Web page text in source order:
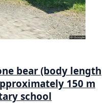
bear (body length
150 m
school